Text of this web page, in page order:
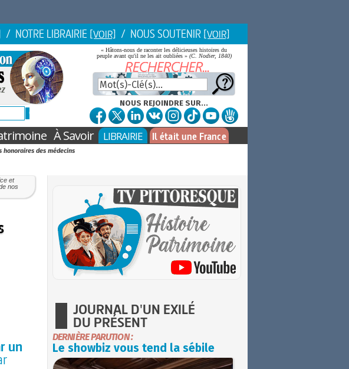
/ NOTRE LIBRAIRIE [VOIR] / NOUS SOUTENIR [VOIR]
« Hâtons-nous de raconter les délicieuses histoires du
peuple avant qu'il ne les ait oubliées » (C. Nodier, 1840)
NOUS REJOINDRE SUR...
À Savoir LIBRAIRIE Il était une France
honoraires des médecins
et
nos
un
JOURNAL D'UN EXILÉ
DU PRÉSENT
DERNIÈRE PARUTION :
Le showbiz vous tend la sébile